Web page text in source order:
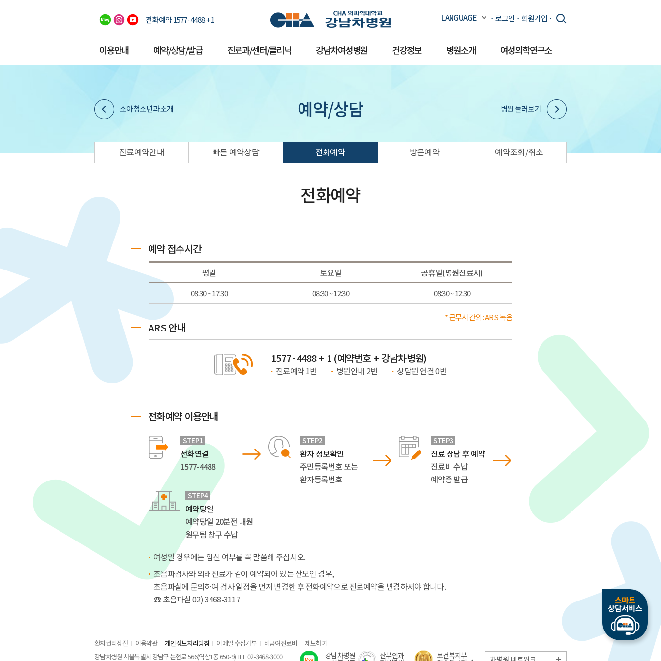
전화예약 1577·4488 + 1 LANGUAGE 로그인 회원가입
이용안내 예약/상담/발급 진료과/센터/클리닉 강남차여성병원 건강정보 병원소개 여성의학연구소
소아청소년과 소개 예약/상담 병원 둘러보기
진료예약안내 빠른 예약상담 전화예약 방문예약 예약조회/취소
전화예약
예약 접수시간
평일 토요일 공휴일(병원진료시)
08:30 ~ 17:30 08:30 ~ 12:30 08:30 ~ 12:30
* 근무시간외 : ARS 녹음
ARS 안내
1577·4488 + 1 (예약번호 + 강남차병원)
진료예약 1번 병원안내 2번 상담원 연결 0번
전화예약 이용안내
STEP1
전화연결
1577-4488
STEP2
환자 정보확인
주민등록번호 또는
환자등록번호
STEP3
진료 상담 후 예약
진료비 수납
예약증 발급
STEP4
예약당일
예약당일 20분전 내원
원무팀 창구 수납
여성일 경우에는 임신 여부를 꼭 말씀해 주십시오.
초음파검사와 외래진료가 같이 예약되어 있는 산모인 경우,
초음파실에 문의하여 검사 일정을 먼저 변경한 후 전화예약으로 진료예약을 변경하셔야 합니다.
☎ 초음파실 02) 3468-3117
환자권리장전 이용약관 개인정보처리방침 이메일 수집거부 비급여진료비
제보하기
강남차병원 서울특별시 강남구 논현로 566(역삼1동 650-9) TEL 02-3468-3000
강남차병원 산부인과 보건복지부